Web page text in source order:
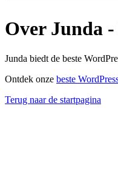
Over Junda -
Junda biedt de beste
Ontdek onze beste
Terug naar de startpagina